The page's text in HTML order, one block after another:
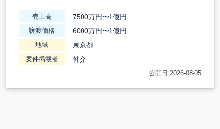
売上高 7500万円〜1億円
譲渡価格 6000万円〜1億円
地域 東京都
案件掲載者 仲介
公開日:2026-08-05